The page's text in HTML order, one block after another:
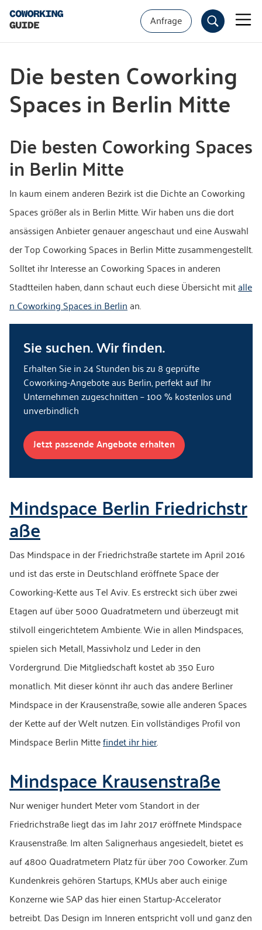
Anfrage
Die besten Coworking
Spaces in Berlin Mitte
Die besten Coworking Spaces
in Berlin Mitte
In kaum einem anderen Bezirk ist die Dichte an Coworking
Spaces größer als in Berlin Mitte. Wir haben uns die dort
ansässigen Anbieter genauer angeschaut und eine Auswahl
der Top Coworking Spaces in Berlin Mitte zusammengestellt.
Solltet ihr Interesse an Coworking Spaces in anderen
Stadtteilen haben, dann schaut euch diese Übersicht mitalle
n Coworking Spaces in Berlinan.
Sie suchen. Wir finden.
Erhalten Sie in 24 Stunden bis zu 8 geprüfte
Coworking-Angebote aus Berlin, perfekt auf Ihr
Unternehmen zugeschnitten – 100 % kostenlos und
unverbindlich
Jetzt passende Angebote erhalten
Mindspace Berlin Friedrichstr
aße
Das Mindspace in der Friedrichstraße startete im April 2016
und ist das erste in Deutschland eröffnete Space der
Coworking-Kette aus Tel Aviv. Es erstreckt sich über zwei
Etagen auf über 5000 Quadratmetern und überzeugt mit
stilvoll eingerichtetem Ambiente. Wie in allen Mindspaces,
spielen sich Metall, Massivholz und Leder in den
Vordergrund. Die Mitgliedschaft kostet ab 350 Euro
monatlich. Mit dieser könnt ihr auch das andere Berliner
Mindspace in der Krausenstraße, sowie alle anderen Spaces
der Kette auf der Welt nutzen. Ein vollständiges Profil von
Mindspace Berlin Mittefindet ihr hier.
Mindspace Krausenstraße
Nur weniger hundert Meter vom Standort in der
Friedrichstraße liegt das im Jahr 2017 eröffnete Mindspace
Krausenstraße. Im alten Salignerhaus angesiedelt, bietet es
auf 4800 Quadratmetern Platz für über 700 Coworker. Zum
Kundenkreis gehören Startups, KMUs aber auch einige
Konzerne wie SAP das hier einen Startup-Accelerator
betreibt. Das Design im Inneren entspricht voll und ganz den